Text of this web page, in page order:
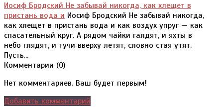
Иосиф Бродский Не забывай никогда, как хлещет в
пристань вода и Иосиф Бродский Не забывай никогда,
как хлещет в пристань вода и как воздух упруг — как
спасательный круг. А рядом чайки галдят, и яхты в
небо глядят, и тучи вверху летят, словно стая утят.
Пусть...
Комментарии (0)
Нет комментариев. Ваш будет первым!
Добавить комментарий